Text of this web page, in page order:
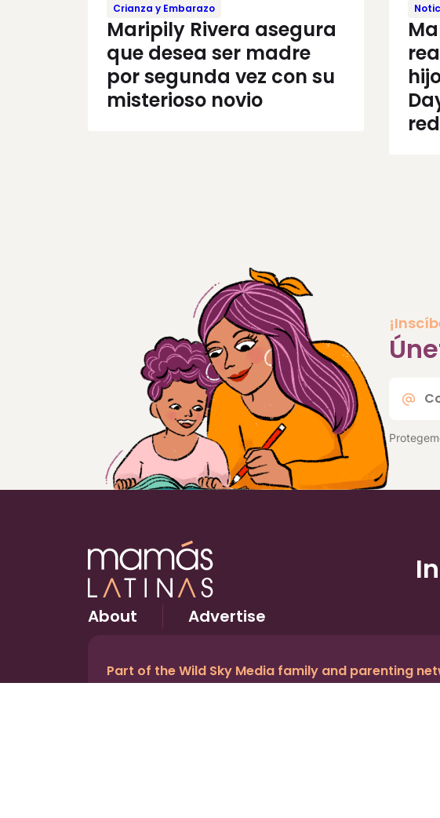
Crianza y Embarazo
Maripily Rivera asegura
que desea ser madre
por segunda vez con su
misterioso novio
About Advertise
Part of the Wild Sky Media family and parenting
© 2026 Wild Sky Media. All rights reserved.